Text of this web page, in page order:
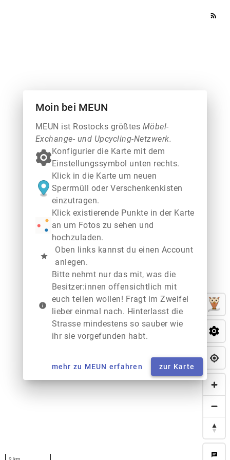
rss_feed
chat
Moin bei MEUN
MEUN ist Rostocks größtes Möbel-
Exchange- und Upcycling-Netzwerk.
Konfigurier die Karte mit dem
Einstellungssymbol unten rechts.
Klick in die Karte um neuen
Sperrmüll oder Verschenkenkisten
einzutragen.
Klick existierende Punkte in der Karte
an um Fotos zu sehen und
hochzuladen.
star
Oben links kannst du einen Account
anlegen.
info
Bitte nehmt nur das mit, was die
Besitzer:innen offensichtlich mit
euch teilen wollen! Fragt im Zweifel
lieber einmal nach. Hinterlasst die
Strasse mindestens so sauber wie
ihr sie vorgefunden habt.
mehr zu MEUN erfahren zur Karte